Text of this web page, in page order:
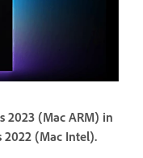
2023 (Mac ARM) in
(Mac Intel).